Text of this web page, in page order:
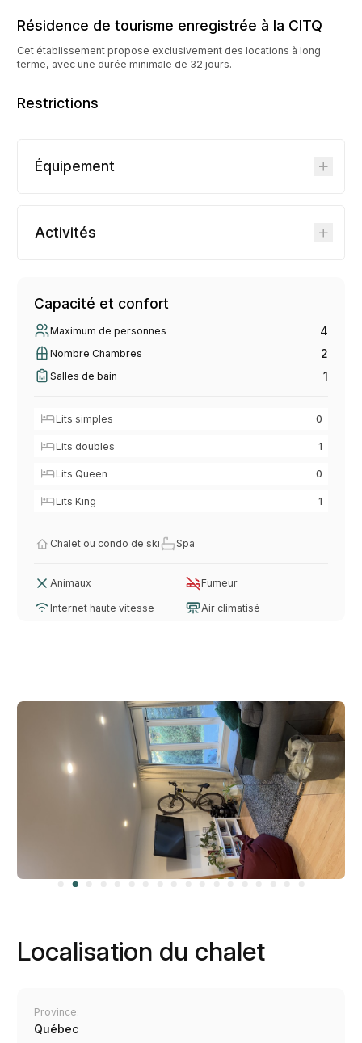
Résidence de tourisme enregistrée à la CITQ
Cet établissement propose exclusivement des locations à long
terme, avec une durée minimale de 32 jours.
Restrictions
Équipement
Activités
Capacité et confort
Maximum de personnes 4
Nombre Chambres 2
Salles de bain 1
Lits simples 0
Lits doubles 1
Lits Queen 0
Lits King 1
Chalet ou condo de ski Spa
Animaux Fumeur
Internet haute vitesse Air climatisé
Localisation du chalet
Province:
Québec